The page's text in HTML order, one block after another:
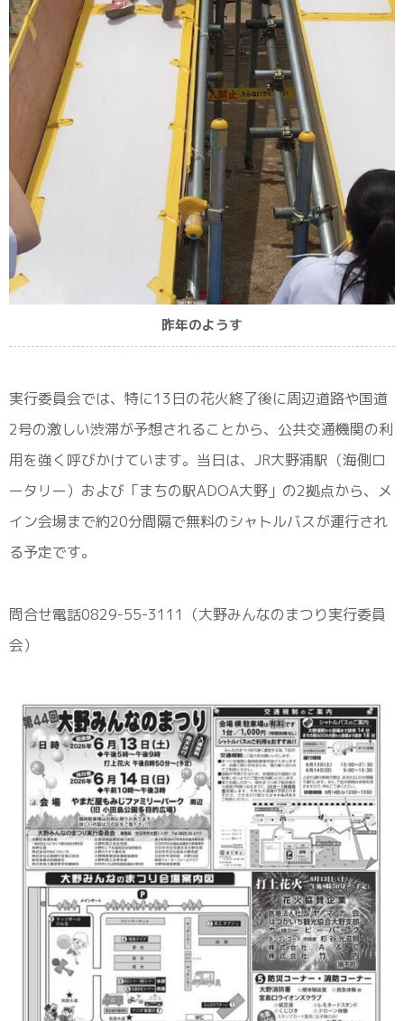
昨年のようす
実行委員会では、特に13日の花火終了後に周辺道路や国道
2号の激しい渋滞が予想されることから、公共交通機関の利
用を強く呼びかけています。当日は、JR大野浦駅（海側ロ
ータリー）および「まちの駅ADOA大野」の2拠点から、メ
イン会場まで約20分間隔で無料のシャトルバスが運行され
る予定です。
問合せ電話0829-55-3111（大野みんなのまつり実行委員
会）